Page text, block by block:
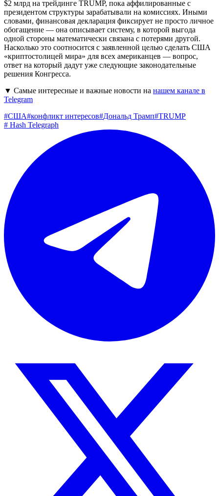
$2 млрд на трейдинге TRUMP, пока аффилированные с
президентом структуры зарабатывали на комиссиях. Иными
словами, финансовая декларация фиксирует не просто личное
обогащение — она описывает систему, в которой выгода
одной стороны математически связана с потерями другой.
Насколько это соотносится с заявленной целью сделать США
«криптостолицей мира» для всех американцев — вопрос,
ответ на который дадут уже следующие законодательные
решения Конгресса.
▼ Самые интересные и важные новости на нашем канале в
Telegram
#США#конфликт интересов#Дональд Трамп#TRUMP
# Hash Telegraph